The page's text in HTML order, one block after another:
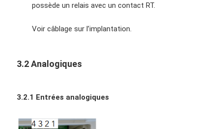
possède un relais avec un contact RT.
Voir câblage sur l’implantation.
3.2 Analogiques
3.2.1 Entrées analogiques